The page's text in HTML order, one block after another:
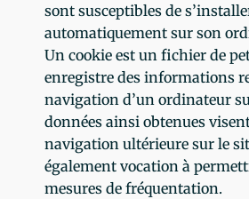
sont susceptibles de
automatiquement sur son
Un cookie est un fichier de
enregistre des informations
navigation d’un ordinateur
données ainsi obtenues
navigation ultérieure sur le
également vocation à
mesures de fréquentation.